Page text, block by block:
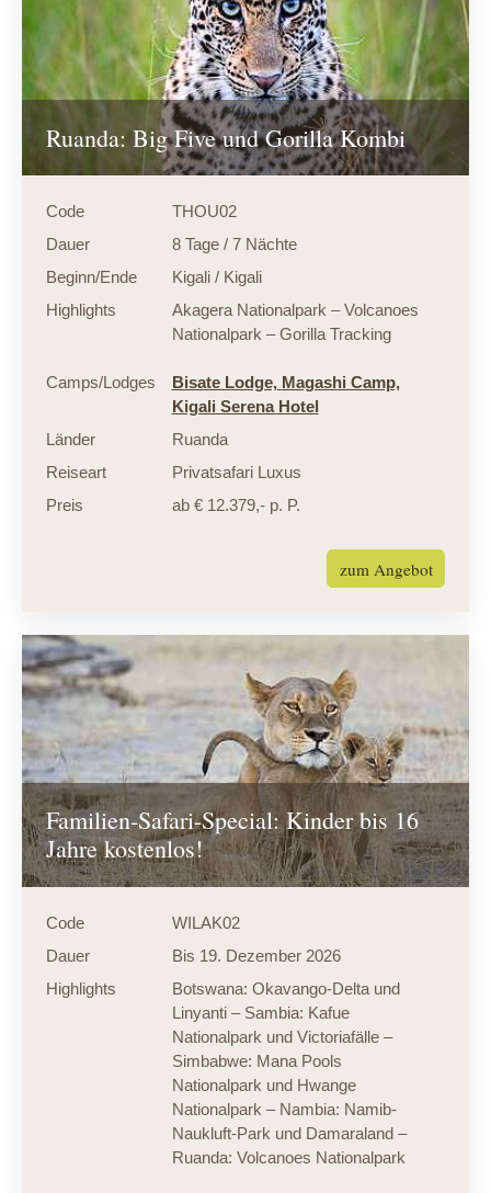
Ruanda: Big Five und Gorilla Kombi
Code
THOU02
Dauer
8 Tage / 7 Nächte
Beginn/Ende
Kigali / Kigali
Highlights
Akagera Nationalpark – Volcanoes
Nationalpark – Gorilla Tracking
Camps/Lodges Bisate Lodge, Magashi Camp,
Kigali Serena Hotel
Länder
Ruanda
Reiseart
Privatsafari Luxus
Preis
ab € 12.379,- p. P.
zum Angebot
Familien-Safari-Special: Kinder bis 16
Jahre kostenlos!
Code
WILAK02
Dauer
Bis 19. Dezember 2026
Highlights
Botswana: Okavango-Delta und
Linyanti – Sambia: Kafue
Nationalpark und Victoriafälle –
Simbabwe: Mana Pools
Nationalpark und Hwange
Nationalpark – Nambia: Namib-
Naukluft-Park und Damaraland –
Ruanda: Volcanoes Nationalpark